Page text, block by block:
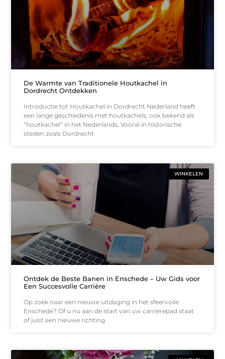
De Warmte van Traditionele Houtkachel in
Dordrecht Ontdekken
Introductie tot Houtkachel in Dordrecht Nederland heeft
een lange geschiedenis met houtkachels, ook bekend als
“houtkachel” in het Nederlands. Vooral in historische
steden zoals Dordrecht
WINKELEN
Ontdek de Beste Banen in Enschede – Uw Gids voor
Een Succesvolle Carrière
Op zoek naar een nieuwe uitdaging in het sfeervolle
Enschede? Of u nu aan de start van uw carrièrepad staat
of juist een nieuwe richting